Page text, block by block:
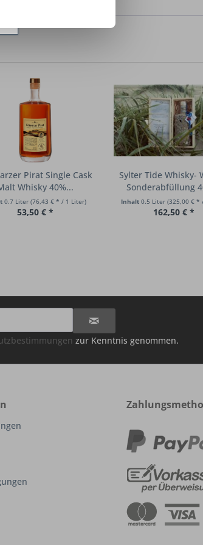
Pirat Single Cask
Whisky 40%...
0.7 Liter (76,43 € * / 1 Liter)
53,50 € *
Sylter Tide Whisky-
Sonderabfüllung
Inhalt 0.5 Liter (325,00 € *
162,50 € *
zur Kenntnis genommen.